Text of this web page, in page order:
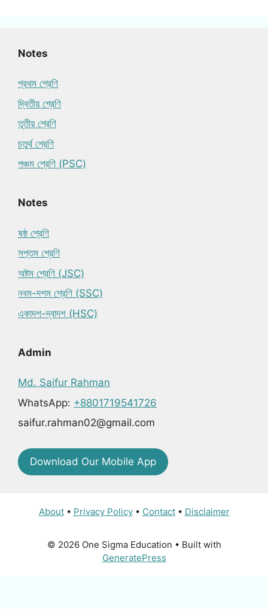
Notes
প্রথম শ্রেণি
দ্বিতীয় শ্রেণি
তৃতীয় শ্রেণি
চতুর্থ শ্রেণি
পঞ্চম শ্রেণি (PSC)
Notes
ষষ্ঠ শ্রেণি
সপ্তম শ্রেণি
অষ্টম শ্রেণি (JSC)
নবম-দশম শ্রেণি (SSC)
একাদশ-দ্বাদশ (HSC)
Admin
Md. Saifur Rahman
WhatsApp: +8801719541726
saifur.rahman02@gmail.com
Download Our Mobile App
About• Privacy Policy• Contact• Disclaimer
© 2026 One Sigma Education • Built with
GeneratePress